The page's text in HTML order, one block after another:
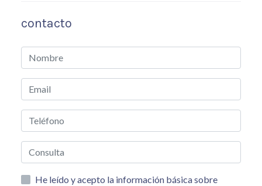
contacto
He leído y acepto la información básica sobre